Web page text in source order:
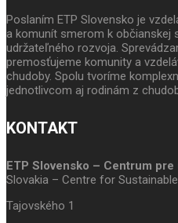
Poslaním ETP Slovensko je
a komunít smerom k občianskej
udržateľného rozvoja.
premosťujeme komunity a
chudoby. Spolu tvoríme
jednotlivcom aj rodinám z
KONTAKT
ETP Slovensko – Centrum
Slovakia – Centre for
Tajovského 1